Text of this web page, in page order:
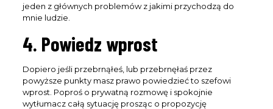
jeden z głównych problemów z jakimi przychodzą do
mnie ludzie.
4. Powiedz wprost
Dopiero jeśli przebrnąłeś, lub przebrnęłaś przez
powyższe punkty masz prawo powiedzieć to szefowi
wprost. Poproś o prywatną rozmowę i spokojnie
wytłumacz całą sytuację prosząc o propozycję